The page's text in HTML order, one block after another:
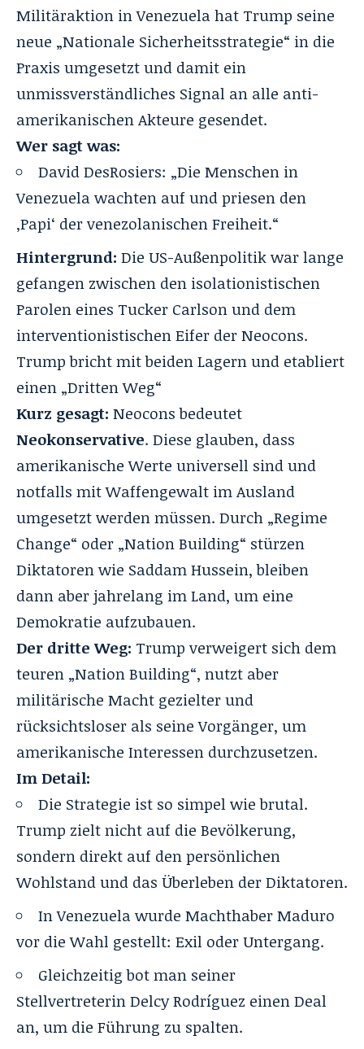
Militäraktion in Venezuela hat Trump seine
neue „Nationale Sicherheitsstrategie“ in die
Praxis umgesetzt und damit ein
unmissverständliches Signal an alle anti-
amerikanischen Akteure gesendet.
Wer sagt was:
David DesRosiers: „Die Menschen in
Venezuela wachten auf und priesen den
‚Papi‘ der venezolanischen Freiheit.“
Hintergrund: Die US-Außenpolitik war lange
gefangen zwischen den isolationistischen
Parolen eines Tucker Carlson und dem
interventionistischen Eifer der Neocons.
Trump bricht mit beiden Lagern und etabliert
einen „Dritten Weg“
Kurz gesagt: Neocons bedeutet
Neokonservative. Diese glauben, dass
amerikanische Werte universell sind und
notfalls mit Waffengewalt im Ausland
umgesetzt werden müssen. Durch „Regime
Change“ oder „Nation Building“ stürzen
Diktatoren wie Saddam Hussein, bleiben
dann aber jahrelang im Land, um eine
Demokratie aufzubauen.
Der dritte Weg: Trump verweigert sich dem
teuren „Nation Building“, nutzt aber
militärische Macht gezielter und
rücksichtsloser als seine Vorgänger, um
amerikanische Interessen durchzusetzen.
Im Detail:
Die Strategie ist so simpel wie brutal.
Trump zielt nicht auf die Bevölkerung,
sondern direkt auf den persönlichen
Wohlstand und das Überleben der Diktatoren.
InVenezuela wurde Machthaber Maduro
vor die Wahl gestellt: Exil oder Untergang.
Gleichzeitig bot man seiner
StellvertreterinDelcy Rodríguez einen Deal
an, um die Führung zu spalten.